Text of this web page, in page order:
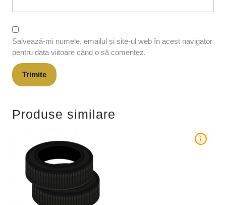
Salvează-mi numele, emailul și site-ul web în acest navigator
pentru data viitoare când o să comentez.
Produse similare
i